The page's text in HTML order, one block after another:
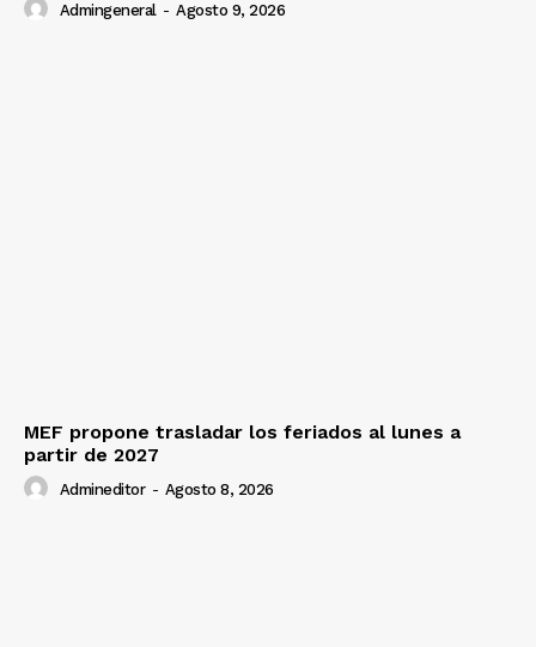
Admingeneral - Agosto 9, 2026
MEF propone trasladar los feriados al lunes a
partir de 2027
Admineditor - Agosto 8, 2026